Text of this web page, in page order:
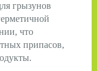
грызунов
что
припасов,